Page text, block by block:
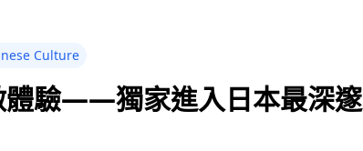
Culture
體驗——獨家進入日本最深邃